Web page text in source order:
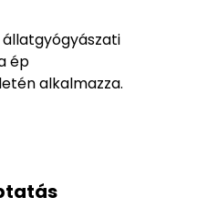
állatgyógyászati
ép
alkalmazza.